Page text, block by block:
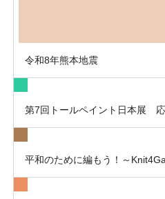
令和8年熊本地震
第7回トールペイント日本展
平和のために編もう！～